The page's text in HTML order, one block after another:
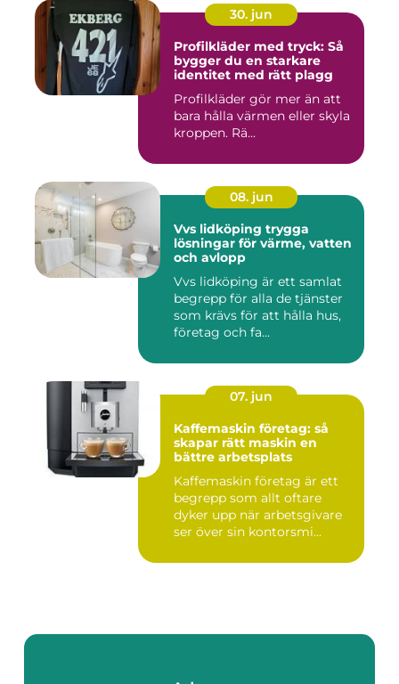
30. jun
Profilkläder med tryck: Så
bygger du en starkare
identitet med rätt plagg
Profilkläder gör mer än att
bara hålla värmen eller skyla
kroppen. Rä...
08. jun
Vvs lidköping trygga
lösningar för värme, vatten
och avlopp
Vvs lidköping är ett samlat
begrepp för alla de tjänster
som krävs för att hålla hus,
företag och fa...
07. jun
Kaffemaskin företag: så
skapar rätt maskin en
bättre arbetsplats
Kaffemaskin företag är ett
begrepp som allt oftare
dyker upp när arbetsgivare
ser över sin kontorsmi...